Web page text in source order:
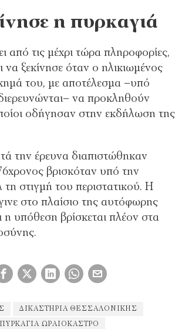
η πυρκαγιά
από τις μέχρι τώρα πληροφορίες,
να ξεκίνησε όταν ο ηλικιωμένος
του, με αποτέλεσμα –υπό
να προκληθούν
οδήγησαν στην εκδήλωση της
την έρευνα διαπιστώθηκαν
76χρονος βρισκόταν υπό την
τη στιγμή του περιστατικού. Η
στο πλαίσιο της αυτόφωρης
η υπόθεση βρίσκεται πλέον στα
ΔΙΚΑΣΤΉΡΙΑ ΘΕΣΣΑΛΟΝΊΚΗΣ
ΠΥΡΚΑΓΙΆ ΩΡΑΙΌΚΑΣΤΡΟ